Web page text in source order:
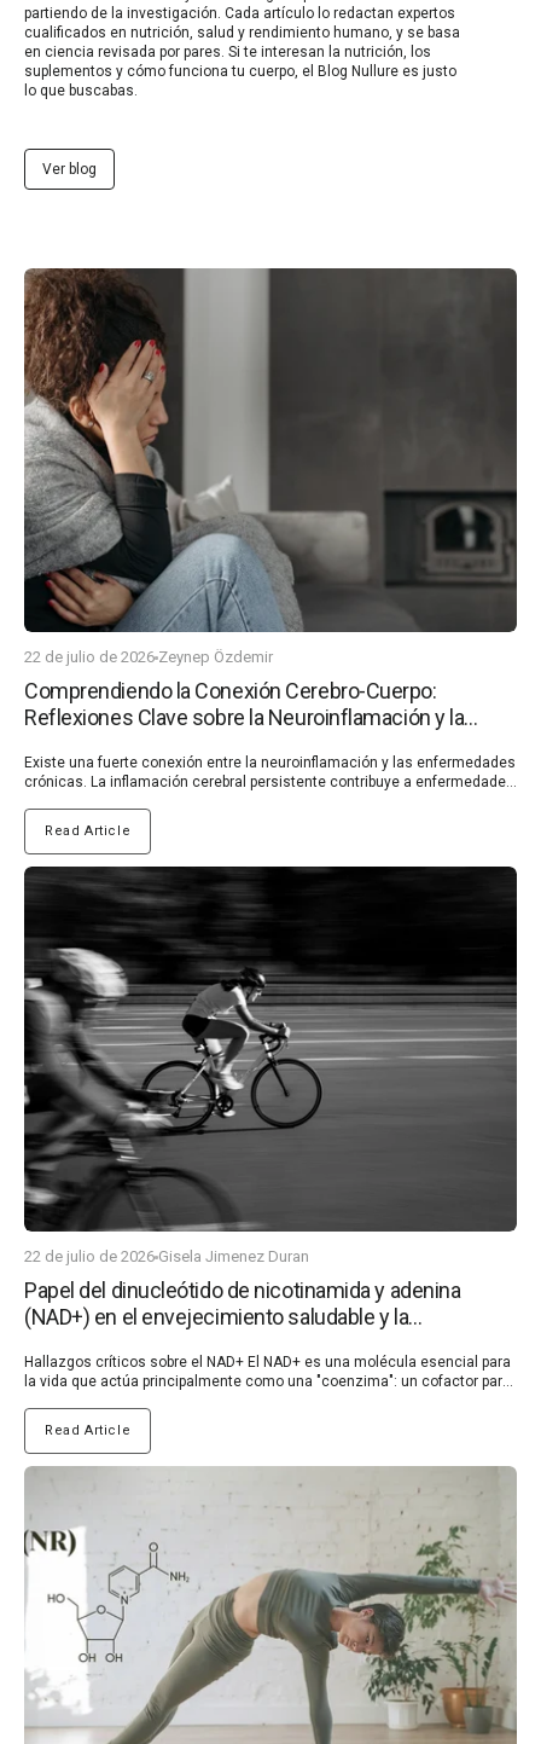
partiendo de la investigación. Cada artículo lo redactan expertos
cualificados en nutrición, salud y rendimiento humano, y se basa
en ciencia revisada por pares. Si te interesan la nutrición, los
suplementos y cómo funciona tu cuerpo, el Blog Nullure es justo
lo que buscabas.
Ver blog
22 de julio de 2026 Zeynep Özdemir
Comprendiendo la Conexión Cerebro-Cuerpo:
Reflexiones Clave sobre la Neuroinflamación y la
Existe una fuerte conexión entre la neuroinflamación y las enfermedades crónicas. La inflamación cerebral persistente contribuye a enfermedades neurodegenerativas como el Parkinson y el Alzheimer, así como a problemas de salud mental como la depresión y la ansiedad. Enfermedades como la diabetes y las enfermedades cardíacas, que causan inflamación sistémica, también pueden desencadenar inflamación cerebral, creando un ciclo dañino. Al reducir la inflamación, podemos apoyar la salud cerebral y potencialmente prevenir o ralentizar la progresión de enfermedades crónicas. En este artículo, profundizamos en aspectos clave de estos sistemas interconectados. Explore qué es la neuroinflamación, su vínculo con las enfermedades crónicas y formas prácticas de controlarla. Además, examinaremos el eje intestino-cerebro, destacando cómo la salud intestinal afecta el bienestar mental y discutiendo el apoyo dietético y suplementario para obtener mejores resultados. Por qué la neuroinflamación es importante y cómo manejarla ¿Qué es la neuroinflamación? La neuroinflamación se refiere a la respuesta del sistema inmunológico dentro del sistema nervioso central (SNC), particularmente el cerebro y la médula espinal. Si bien la inflamación es un mecanismo natural para combatir infecciones o lesiones, la inflamación crónica en el cerebro puede provocar problemas importantes. Es impulsada por la sobreactivación de la microglia, las células inmunes residentes del cerebro, que liberan moléculas inflamatorias como citocinas y quimiocinas. (1, 2) Este estado inflamatorio prolongado altera el equilibrio de la salud cerebral, lo que afecta la comunicación neuronal y daña el tejido cerebral. Con el tiempo, puede provocar problemas de salud cognitiva, incluida la pérdida de memoria y una disminución de la agudeza mental. Comprender qué es la neuroinflamación y por qué es importante es crucial para mitigar su impacto. (2) Vínculo entre la neuroinflamación y las enfermedades crónicas Existe una fuerte conexión entre la neuroinflamación y las enfermedades crónicas. Las investigaciones indican que la inflamación cerebral persistente es un factor que contribuye a las enfermedades neurodegenerativas como el Alzheimer y el Parkinson. También exacerba el deterioro cognitivo, la depresión y la ansiedad, mostrando sus efectos de gran alcance en la salud mental y física. (3, 4, 5) Las enfermedades crónicas, incluidas la diabetes, las afecciones cardiovasculares y los trastornos autoinmunes, a menudo implican inflamación sistémica, que puede extenderse al SNC. Esta relación bidireccional destaca la importancia de controlar la inflamación tanto a nivel sistémico como neuronal. (3, 4) Desencadenantes de la neuroinflamación La neuroinflamación puede ser desencadenada por varios factores, muchos de los cuales están relacionados con los estilos de vida modernos. Comprender estas causas y desencadenantes de la inflamación cerebral es fundamental para la prevención y el manejo. Estrés crónico: El estrés persistente sobreestimula el eje hipotalámico-pituitario-suprarrenal (HPA), lo que lleva a niveles elevados de cortisol. Con el tiempo, esto puede activar la microglia y contribuir a la inflamación cerebral. (6, 7) Dieta deficiente: Las dietas ricas en azúcares refinados, grasas trans y alimentos procesados promueven la inflamación sistémica, que puede cruzar al cerebro. Estos alimentos que causan neuroinflamación a menudo alteran el microbioma intestinal, empeorando la conexión intestino-cerebro. (8, 9) Infecciones: Las infecciones virales, bacterianas o fúngicas pueden provocar una respuesta inmunitaria en el sistema nervioso central, lo que lleva a una inflamación prolongada si no se resuelve. (10) Toxinas ambientales: La exposición a contaminantes, metales pesados y pesticidas puede inducir estrés oxidativo y dañar las neuronas, alimentando aún más los síntomas de neuroinflamación. (11, 12) Trastornos del sueño: La mala calidad del sueño o el insomnio crónico alteran el proceso de desintoxicación natural del cerebro, lo que permite que se acumulen compuestos inflamatorios. (13) Enfermedades crónicas: Las afecciones como la obesidad, la diabetes y las enfermedades cardiovasculares a menudo implican una inflamación sistémica que puede exacerbar la inflamación cerebral. (14, 15) Consejos prácticos para controlar la neuroinflamación Reducir la neuroinflamación de forma natural implica ajustes en el estilo de vida y estrategias específicas. Así es como podemos tomar el control: Adoptar una dieta antiinflamatoria: Concéntrese en una dieta para la salud cerebral rica en alimentos integrales, como vegetales de hojas verdes, bayas, pescado graso y nueces. Estos proporcionan antioxidantes y ácidos grasos omega-3 que combaten la inflamación. Evite los alimentos altamente procesados y el exceso de azúcar. (16, 17) Incorporar suplementos antiinflamatorios: Suplementos como la curcumina, los ácidos grasos omega-3 y el azafrán son conocidos por reducir la inflamación. Agregar los mejores suplementos para reducir la inflamación cerebral puede respaldar la salud cognitiva a largo plazo. (18, 19) Priorizar la salud intestinal: Mantener un microbioma intestinal equilibrado con probióticos para la salud mental y prebióticos puede ayudar a reducir la inflamación sistémica y cerebral. Un intestino sano fortalece la conexión intestino-cerebro, previniendo que la inflamación se propague al cerebro. (20) Manejar el estrés: Practicar la atención plena, la meditación o el yoga puede regular el eje HPA y reducir los niveles de cortisol. Una mente tranquila apoya una mejor salud cerebral y minimiza la inflamación. (21) Mejorar la higiene del sueño: Asegúrese de dormir de 7 a 9 horas de calidad cada noche. El sueño profundo ayuda al cerebro a eliminar productos de desecho y compuestos inflamatorios. (22, 23) Hacer ejercicio regularmente: La actividad física moderada reduce la inflamación sistémica y mejora el flujo sanguíneo al cerebro, apoyando tanto la salud cerebral como el nervio vago para una mejor comunicación entre el intestino y el cerebro. (24) Limitar la exposición a toxinas: Minimice el contacto con contaminantes ambientales y opte por alimentos orgánicos cuando sea posible para reducir la inflamación cerebral inducida por toxinas. (25) La conexión intestino-cerebro: una inmersión más profunda La conexión intestino-cerebro es una red de comunicación bidireccional entre el sistema nervioso central y el intestino, a menudo denominado el "segundo cerebro". Esta conexión es vital para regular el estado de ánimo, la cognición y la salud mental en general. Exploremos el eje intestino-cerebro y su profundo impacto en nuestro bienestar. (26) Comprender el eje intestino-cerebro El eje intestino-cerebro es el vínculo bidireccional entre el intestino y el cerebro, mediado por el nervio vago, las hormonas y el sistema inmunológico. El intestino alberga trillones de microorganismos conocidos colectivamente como el microbioma intestinal, que desempeñan un papel fundamental en la salud cerebral y cognitiva. Comunicación del nervio vago: Este nervio actúa como una autopista, transmitiendo señales entre el intestino y el cerebro. Por ejemplo, la inflamación en el intestino puede enviar señales de estrés al cerebro, afectando el estado de ánimo y la cognición. (27, 28) Papel del microbioma intestinal: Un microbioma intestinal equilibrado apoya la producción de neurotransmisores como la serotonina y la dopamina, que son cruciales para la estabilidad emocional y mental. (29) Intestino permeable e inflamación: Un revestimiento intestinal comprometido, a menudo llamado "intestino permeable", permite que sustancias dañinas entren en el torrente sanguíneo. Esto puede desencadenar una inflamación sistémica, que en última instancia afecta la salud cerebral. (30, 31) Comprender el eje intestino-cerebro y su papel en la salud es clave para mejorar la resiliencia mental y física. Cómo la salud intestinal afecta la salud mental Un intestino sano es esencial para mantener una mente equilibrada. He aquí cómo:Apoya la producción de serotonina: Alrededor del 90-95% de la serotonina, la hormona del "bienestar", se produce en el intestino. Un intestino poco saludable puede alterar su producción, contribuyendo a la ansiedad y la depresión. (32, 33, 34, 35) Reduce la inflamación sistémica: Un intestino sano limita la inflamación sistémica, protegiendo el cerebro del daño inflamatorio que puede afectar la salud cognitiva y la regulación emocional. (36, 37) Regula las respuestas al estrés: Un microbioma intestinal equilibrado ayuda a regular el eje HPA, minimizando las respuestas al estrés y apoyando el nervio vago para una mejor salud mental. (33) Protege contra la depresión: Los estudios han demostrado un vínculo directo entre el microbioma intestinal y la depresión, destacando la necesidad de priorizar la salud intestinal para el bienestar mental. (32, 38) Principales apoyos dietéticos y suplementarios para la salud intestinal Para fortalecer la conexión intestino-cerebro y promover el bienestar mental, considere estos enfoques dietéticos y suplementarios: Probióticos: Alimentos como el yogur, el kéfir y las verduras fermentadas introducen bacterias beneficiosas en el intestino. Agregar probióticos para la salud mental puede mejorar el estado de ánimo y reducir la ansiedad. (39, 40) Prebióticos: Se encuentran en una variedad de alimentos ricos en fibra, como frutas, verduras y legumbres. Los prebióticos sirven como alimento para las bacterias intestinales beneficiosas, lo que fomenta un microbioma saludable y robusto. Cuanta más variedad obtenga, mejor para apoyar la diversidad de su microbioma. (41, 42) Alimentos antiinflamatorios: Incluya alimentos ricos en ácidos grasos omega-3 (p. ej., salmón, nueces) y polifenoles (p. ej., bayas, té verde) para reducir la inflamación y proteger la sa
Read Article
22 de julio de 2026 Gisela Jimenez Duran
Papel del dinucleótido de nicotinamida y adenina
(NAD+) en el envejecimiento saludable y la
Hallazgos críticos sobre el NAD+ El NAD+ es una molécula esencial para la vida que actúa principalmente como una "coenzima": un cofactor para las enzimas en las reacciones de oxidación-reducción (redox), facilitando la transferencia de átomos de hidrógeno. Esta transferencia es crucial para permitir que las células se adapten a cambios como el daño del ADN, las interrupciones del ritmo diario, las infecciones, la inflamación, la exposición a productos químicos extraños y uno de los más importantes: la disponibilidad de nutrientes y la producción de ATP, la principal moneda energética de la célula, esencial para el correcto funcionamiento de todas las células del cuerpo. Curiosamente, el NAD+ ha sido identificado como un vínculo clave que conecta el estrés oxidativo, la inflamación, la restricción calórica, el ejercicio, la reparación del ADN, la longevidad y la esperanza de vida saludable en general (1). Mantener niveles óptimos de NAD+ es, por lo tanto, vital para apoyar la salud metabólica. Esto es muy relevante en las sociedades modernas, donde factores del estilo de vida como los malos hábitos alimenticios, el estrés crónico, el sedentarismo, la falta de luz solar o la alta exposición a productos químicos contribuyen a una creciente prevalencia de la salud metabólica deteriorada (2, 3). La disfunción metabólica es una causa fundamental de la inflamación crónica, que con el tiempo puede conducir al desarrollo de enfermedades autoinmunes, condiciones que están aumentando a un ritmo alarmante cada año (4, 5). ¿Por qué se considera al NAD+ un sello distintivo del envejecimiento? Aunque la investigación del NAD+ se remonta a principios del siglo XX, el NAD+ ha ganado mucho interés en los últimos años, ya que ha sido identificado como un sello distintivo del envejecimiento. Los niveles de NAD+ disminuyen constantemente con la edad debido a la disminución de la síntesis de NAD+ y al aumento de su consumo, impulsado por la creciente demanda de NAD+ en las reacciones esenciales de oxidación-reducción celular (6). Es importante destacar que también se ha demostrado que los niveles de NAD+ disminuyen debido a la sobrealimentación, el consumo de alcohol, las infecciones virales y un estilo de vida sedentario en estudios clínicos y preclínicos (6,7). La disminución de los niveles de NAD+ conduce a alteraciones metabólicas y a un aumento de la susceptibilidad a enfermedades, como las enfermedades cardiovasculares, las enfermedades neurodegenerativas y el cáncer. Curiosamente, los estudios demostraron que la restauración de los niveles de NAD+ en animales viejos o enfermos promovía la salud y prolongaba la vida útil (1). El descubrimiento del papel crucial del NAD+ en el envejecimiento y la salud metabólica ha impulsado una mayor investigación en humanos y ha revelado su potencial terapéutico, impulsando el crecimiento de un mercado sustancial de moléculas que aumentan el NAD+, que han demostrado resultados clínicamente prometedores en la ralentización de los procesos relacionados con la edad y el aumento de la resistencia del cuerpo a muchas enfermedades autoinmunes como el Parkinson o la esclerosis múltiple, lo que prolonga la vida humana saludable (6). ¿Cuáles son las principales funciones del NAD+ en el cuerpo? El NAD+ actúa en muchos procesos críticos de nuestro cuerpo (6, 8, 9), incluyendo: Producción de energía celular: el NAD+ recolecta átomos de hidrógeno durante la glucólisis (descomposición del azúcar), la descomposición de ácidos grasos y el posterior ciclo del ácido tricarboxílico (TCA) —que ocurre en las mitocondrias—, lo que forma NADH. Luego, el NADH dona estos hidrógenos para producir ATP (la principal moneda energética de la célula) a través de la fosforilación oxidativa mitocondrial (OXPHOS). Además, el NAD+ apoya la biogénesis mitocondrial, el proceso de formación de nuevas mitocondrias, que es fundamental para la producción de energía y el metabolismo. Actividad de las sirtuinas y ciclo del ritmo diario de 24 horas (ritmo circadiano): el NAD+ desempeña un papel crucial en la regulación del ritmo circadiano del cuerpo al afectar directamente la transcripción de los genes del reloj a través de enzimas, como las sirtuinas (SIRT1/6). Las sirtuinas actúan como sensores intracelulares de NAD+ y se ha descrito que ayudan a modular el reloj circadiano, influyendo en el metabolismo, el sueño y la salud en general. Reparación del ADN: el NAD+ es esencial para activar enzimas conocidas como PARPs (poli(ADP-ribosa) polimerasas), que participan en la reparación del ADN dañado. Esta función ayuda a mantener la estabilidad genómica y previene la acumulación de daño en el ADN que contribuye al envejecimiento y al desarrollo de enfermedades. ¿Cómo se sintetiza y regula el NAD+? El NAD+ es uno de los metabolitos más comunes en el cuerpo humano y se encuentra en un estado homeostático de biosíntesis, consumo, reciclaje y degradación tanto a nivel celular como sistémico (Figura 1) (6). (En la figura acordada, se está generando una figura similar con la información a continuación) Figura 1. Las células de mamíferos pueden sintetizar NAD+ de novo a partir de triptófano por la vía de la quinurenina o de NA por la vía de Preiss-Handler, mientras que la mayor parte del NAD+ se recicla a través de vías de rescate de nicotinamida (NAM), NA, NR y NMN para mantener los niveles celulares de NAD+. El NAD+ puede reducirse a NADH en los procesos metabólicos, incluyendo la glucólisis, la oxidación de ácidos grasos y el ciclo de Krebs. Como cosustrato importante para varias modificaciones post-síntesis de macromoléculas fundamentales, el NAD+ puede escindirse ("degradarse") por enzimas que consumen NAD+, incluyendo: PARPs, sirtuinas, CD38 y SARM1, para generar NAM y ADP-ribosa. El precursor NR es importado por ENTs y transformado en NMN por NRK (6). Estrategias no farmacológicas para aumentar la biodisponibilidad del NAD+ Los niveles intracelulares de NAD+ se pueden aumentar de forma natural adoptando una serie de hábitos de vida, que sirven como medidas preventivas eficaces para ralentizar el proceso de envejecimiento. Hasta ahora, la investigación ha demostrado que el NAD+ puede aumentarse mediante el estrés energético, incluyendo la restricción calórica y de glucosa, así como el ejercicio (6, 10). Restricción calórica: Se ha demostrado que la restricción calórica ayuda a contrarrestar la disminución del ritmo circadiano relacionada con la edad –el ciclo de 24 horas del cuerpo– al mejorar el control circadiano del metabolismo del NAD+ y mejorar los cambios epigenéticos relacionados con NAD+/SIRT1. Se ha demostrado que tanto la restricción calórica a largo como a corto plazo reducen la rigidez arterial y mejoran la función endotelial. Además, otro estudio informó que la restricción calórica aumentaba los niveles de NAD+ y protegía el cerebro contra el envejecimiento y las enfermedades al reducir el estrés oxidativo y el daño celular. Ejercicio: El ejercicio ha ganado atención por su capacidad para aumentar potencialmente los niveles de NAD+ y la actividad de SIRT1, al aumentar la NAMPT. El entrenamiento regular eleva significativamente la proteína NAMPT en los músculos como una forma de responder al estrés energético, como se observa en un estudio con adultos sedentarios no obesos. Aumentar el NAD+ como estrategia terapéutica El agotamiento del NAD+ es una característica clave del envejecimiento y de los trastornos relacionados con la edad. Aumentar los niveles de NAD+ puede ralentizar el envejecimiento y combatir enfermedades, promoviendo una vida más larga y saludable. Terapéuticamente, el NAD+ se puede potenciar mediante la suplementación dietética de precursores de NAD+ como Trp, NA, NMN y NR, o mediante la inhibición de enzimas que consumen NAD+ (por ejemplo, PARP1, CD38) (6). Los precursores del NAD+, especialmente las moléculas solubles y biodisponibles por vía oral NR, NAM y niacina, han demostrado potencial terapéutico en ensayos clínicos en humanos. En particular, el NR se ha convertido en una de las opciones más populares debido a la gran cantidad de resultados clínicos beneficiosos en muchas enfermedades diferentes relacionadas con el NAD+ (consulte nuestro artículo sobre el NR para obtener más detalles). También se ha demostrado que el MNM se absorbe y se convierte rápidamente en NAD+ en órganos como los músculos, el hígado y los riñones, pero sus mecanismos de transporte celular siguen sin estar claros. Además, el MNM tiene significativamente menos estudios clínicos que el NR y otros precursores de NAD+ y ha mostrado algunos riesgos. Un estudio demostró que la inflamación inducida por NMN promovía el desarrollo de cáncer de páncreas, lo que destaca la necesidad de estudios de seguridad a largo plazo de los potenciadores de NAD+ de NMN (6, 11, 12). Conclusiones Los niveles de NAD+ regulan muchos procesos críticos, incluido el equilibrio energético celular, la estabilidad genómica, el metabolismo, las respuestas al estrés, el ritmo circadiano, la inflamación, la homeostasis redox y el equilibrio mitocondrial. Los niveles de NAD+ disminuyen constantemente con la edad, así como por los malos hábitos de vida modernos, como la sobrealimentación, el consumo de alcohol, las infecciones virales y un estilo de vida sedentario. La disminución de los niveles de NAD+ conduce a alteraciones metabólicas y a una mayor prevalencia de inflamación crónica que lleva a enfermedades autoinmunes. Aumentar el NAD+ a través de cambios en el estilo de vida, como el ejercicio o la restricción calórica, puede ofrecer una forma no farmacológica de promover un envejecimiento saludable al mejorar la resiliencia y extender la vida útil saludable. Los potenciadores farmacológicos de NAD+ aprobados clínicamente, siendo el NR el más estudiado, están descubriendo un amplio espectro de beneficios para la salud tanto en humanos sanos como enfermos, particularmente en patologías relacionadas con la deficiencia de NAD+, co
Read Article